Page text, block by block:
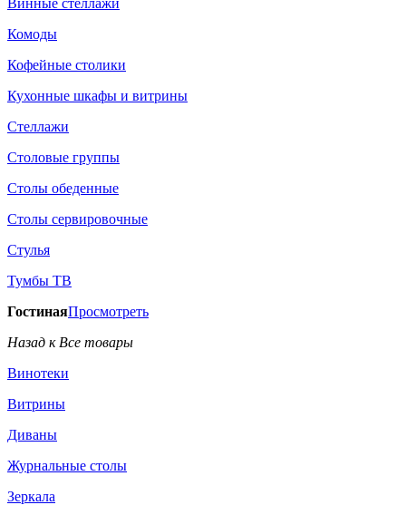
Винные стеллажи
Комоды
Кофейные столики
Кухонные шкафы и витрины
Стеллажи
Столовые группы
Столы обеденные
Столы сервировочные
Стулья
Тумбы ТВ
ГостинаяПросмотреть
Назад к Все товары
Винотеки
Витрины
Диваны
Журнальные столы
Зеркала